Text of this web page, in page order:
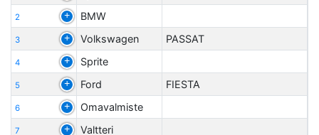
2 BMW
3 Volkswagen PASSAT
4 Sprite
5 Ford FIESTA
6 Omavalmiste
7 Valtteri